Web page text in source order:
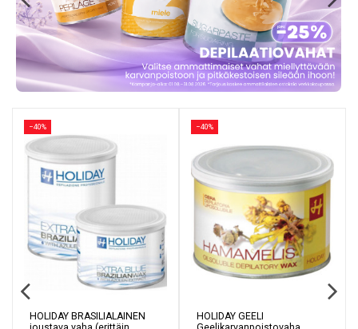
−40%
HOLIDAY BRASILIALAINEN
−40%
HOLIDAY GEELI